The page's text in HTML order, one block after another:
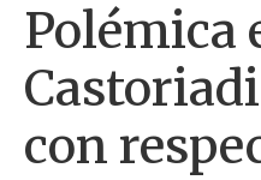
Polémica
con